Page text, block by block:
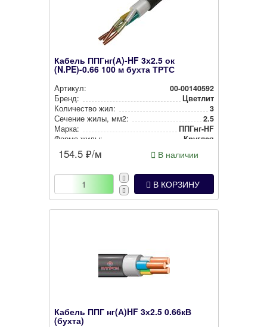
Кабель ППГнг(А)-HF 3х2.5 ок
(N.PE)-0.66 100 м бухта ТРТС
Артикул:
00-00140592
Бренд:
Цветлит
Количество жил:
3
Сечение жилы, мм2:
2.5
Марка:
ППГнг-HF
Форма жилы:
Круглая
154.5 ₽/м В наличии
В КОРЗИНУ
Кабель ППГ нг(А)HF 3х2.5 0.66кВ
(бухта)